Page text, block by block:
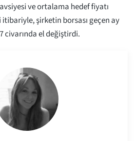
ve ortalama hedef fiyatı
itibariyle, şirketin borsası geçen ay
civarında el değiştirdi.